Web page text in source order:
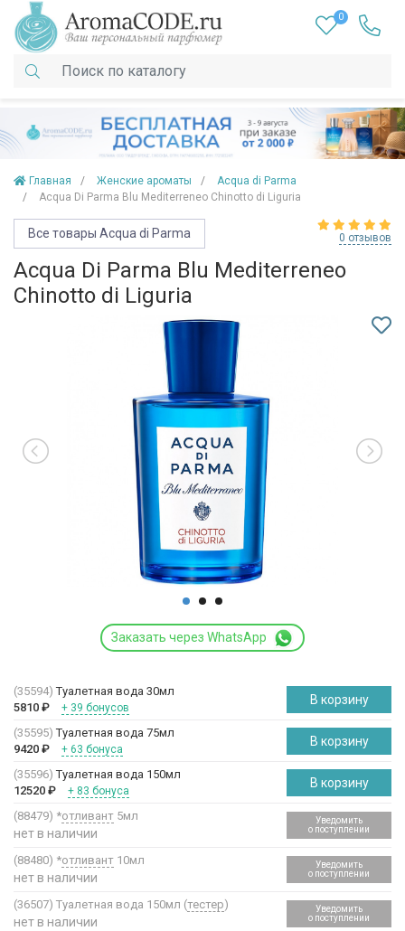
0
Главная Женские ароматы
Acqua di Parma
Acqua Di Parma Blu Mediterreneo Chinotto di Liguria
Все товары Acqua di Parma 0 отзывов
Acqua Di Parma Blu Mediterreneo
Chinotto di Liguria
Заказать через WhatsApp
(35594) Туалетная вода 30мл
5810 ₽ + 39 бонусов
В корзину
(35595) Туалетная вода 75мл
9420 ₽ + 63 бонуса
В корзину
(35596) Туалетная вода 150мл
12520 ₽ + 83 бонуса
В корзину
(88479) *отливант 5мл
нет в наличии
Уведомить
о поступлении
(88480) *отливант 10мл
нет в наличии
Уведомить
о поступлении
(36507) Туалетная вода 150мл (тестер)
нет в наличии
Уведомить
о поступлении